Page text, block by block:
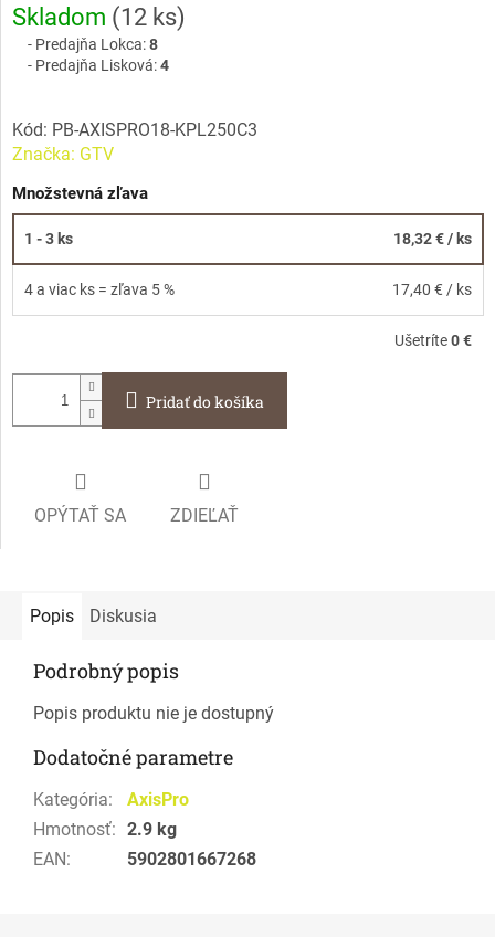
cena:
Skladom (12 ks)
Predajňa Lokca:8
Predajňa Lisková:4
Kód: PB-AXISPRO18-KPL250C3
Značka: GTV
Množstevná zľava
1 - 3 ks 18,32 €/ ks
4 a viac ks = zľava 5 % 17,40 € / ks
Ušetríte0 €
Pridať do košíka
OPÝTAŤ SA ZDIEĽAŤ
Popis Diskusia
Podrobný popis
Popis produktu nie je dostupný
Dodatočné parametre
Kategória:
AxisPro
Hmotnosť: 2.9 kg
EAN: 5902801667268